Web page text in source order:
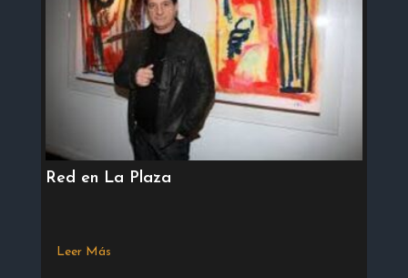
Red en La Plaza
Leer Más